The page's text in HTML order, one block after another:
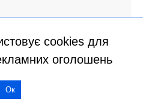
cookies для
оголошень
Ок